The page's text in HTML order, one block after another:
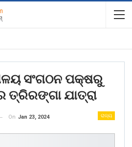
ସଂଗଠନ ପକ୍ଷରୁ
ଯାତ୍ରା
ରାଜ୍ୟ
On Jan 23, 2024